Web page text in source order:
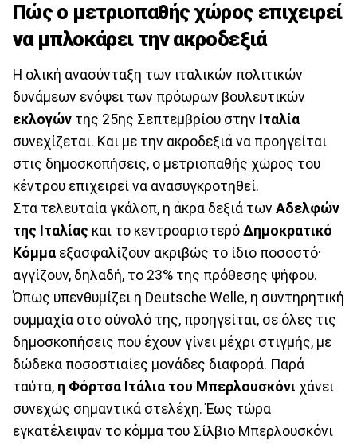
Πώς ο μετριοπαθής χώρος επιχειρεί
να μπλοκάρει την ακροδεξιά
Η ολική ανασύνταξη των ιταλικών πολιτικών
δυνάμεων ενόψει των πρόωρων βουλευτικών
εκλογών της 25ης Σεπτεμβρίου στην Ιταλία
συνεχίζεται. Και με την ακροδεξιά να προηγείται
στις δημοσκοπήσεις, ο μετριοπαθής χώρος του
κέντρου επιχειρεί να ανασυγκροτηθεί.
Στα τελευταία γκάλοπ, η άκρα δεξιά των Αδελφών
της Ιταλίας και το κεντροαριστερό Δημοκρατικό
Κόμμα εξασφαλίζουν ακριβώς το ίδιο ποσοστό·
αγγίζουν, δηλαδή, το 23% της πρόθεσης ψήφου.
Όπως υπενθυμίζει η Deutsche Welle, η συντηρητική
συμμαχία στο σύνολό της, προηγείται, σε όλες τις
δημοσκοπήσεις που έχουν γίνει μέχρι στιγμής, με
δώδεκα ποσοστιαίες μονάδες διαφορά. Παρά
ταύτα, η Φόρτσα Ιτάλια του Μπερλουσκόνι χάνει
συνεχώς σημαντικά στελέχη. Έως τώρα
εγκατέλειψαν το κόμμα του Σίλβιο Μπερλουσκόνι